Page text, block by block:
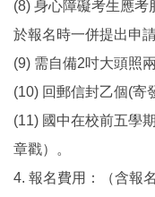
(8) 身心障礙考生應
於報名時一併提出申請
(9) 需自備2吋大頭照兩
(10) 回郵信封乙個(寄
(11) 國中在校前五學
章戳）。
4. 報名費用：（含報